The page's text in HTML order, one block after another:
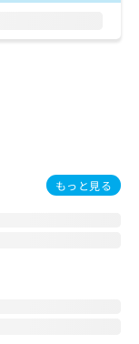
もっと見る